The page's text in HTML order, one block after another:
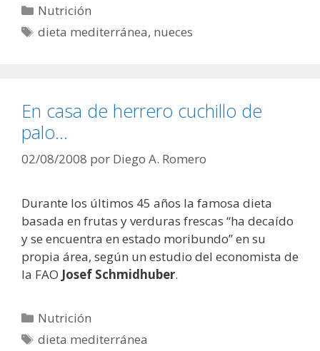
Categorías
Nutrición
Etiquetas
dieta mediterránea, nueces
En casa de herrero cuchillo de
palo…
02/08/2008 por Diego A. Romero
Durante los últimos 45 años la famosa dieta
basada en frutas y verduras frescas “ha decaído
y se encuentra en estado moribundo” en su
propia área, según un estudio del economista de
la FAO Josef Schmidhuber.
Categorías
Nutrición
Etiquetas
dieta mediterránea